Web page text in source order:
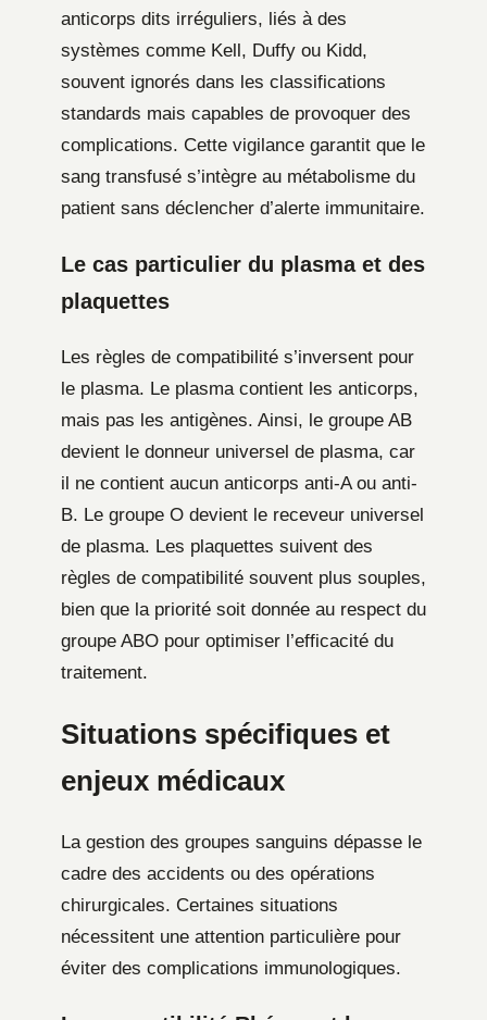
anticorps dits irréguliers, liés à des
systèmes comme Kell, Duffy ou Kidd,
souvent ignorés dans les classifications
standards mais capables de provoquer des
complications. Cette vigilance garantit que le
sang transfusé s’intègre au métabolisme du
patient sans déclencher d’alerte immunitaire.
Le cas particulier du plasma et des
plaquettes
Les règles de compatibilité s’inversent pour
le plasma. Le plasma contient les anticorps,
mais pas les antigènes. Ainsi, le groupe AB
devient le donneur universel de plasma, car
il ne contient aucun anticorps anti-A ou anti-
B. Le groupe O devient le receveur universel
de plasma. Les plaquettes suivent des
règles de compatibilité souvent plus souples,
bien que la priorité soit donnée au respect du
groupe ABO pour optimiser l’efficacité du
traitement.
Situations spécifiques et
enjeux médicaux
La gestion des groupes sanguins dépasse le
cadre des accidents ou des opérations
chirurgicales. Certaines situations
nécessitent une attention particulière pour
éviter des complications immunologiques.